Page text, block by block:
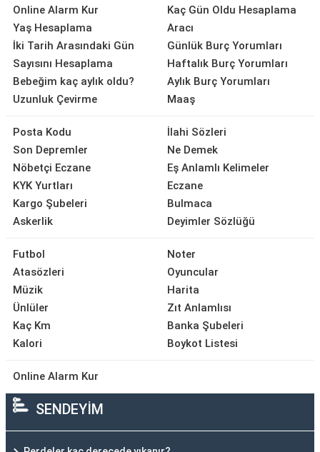
Online Alarm Kur
Yaş Hesaplama
İki Tarih Arasındaki Gün
Sayısını Hesaplama
Bebeğim kaç aylık oldu?
Uzunluk Çevirme
Kaç Gün Oldu Hesaplama
Aracı
Günlük Burç Yorumları
Haftalık Burç Yorumları
Aylık Burç Yorumları
Maaş
Posta Kodu
Son Depremler
Nöbetçi Eczane
KYK Yurtları
Kargo Şubeleri
Askerlik
İlahi Sözleri
Ne Demek
Eş Anlamlı Kelimeler
Eczane
Bulmaca
Deyimler Sözlüğü
Futbol
Atasözleri
Müzik
Ünlüler
Kaç Km
Kalori
Noter
Oyuncular
Harita
Zıt Anlamlısı
Banka Şubeleri
Boykot Listesi
Online Alarm Kur
SENDEYİM